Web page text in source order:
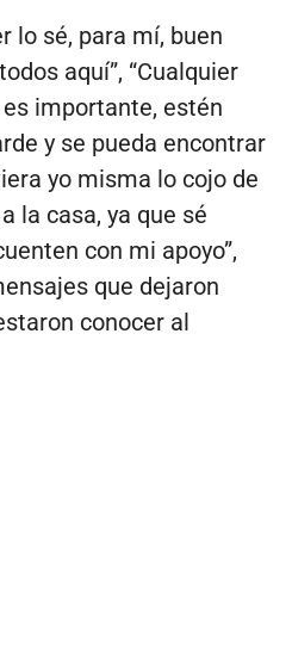
lo sé, para mí, buen
aquí”, “Cualquier
importante, estén
y se pueda encontrar
yo misma lo cojo de
la casa, ya que sé
con mi apoyo”,
que dejaron
conocer al